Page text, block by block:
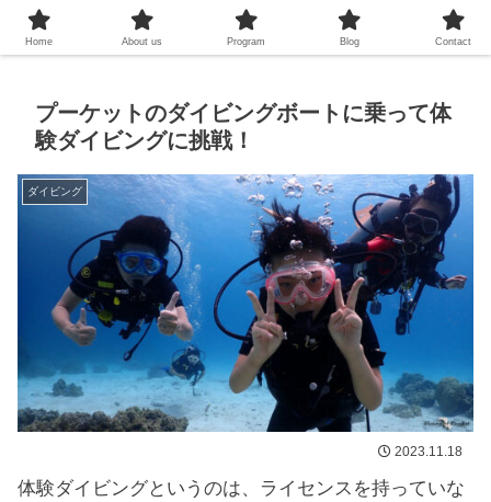
プーケットシュノーケリング教室
プーケットのダイビングボートに乗って体
験ダイビングに挑戦！
ダイビング
2023.11.18
体験ダイビングというのは、ライセンスを持っていな
Home About us Program Blog Contact